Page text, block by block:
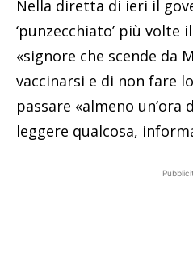
Nella diretta di ieri il
‘punzecchiato’ più
«signore che scende da
vaccinarsi e di non fare
passare «almeno un’ora
leggere qualcosa,